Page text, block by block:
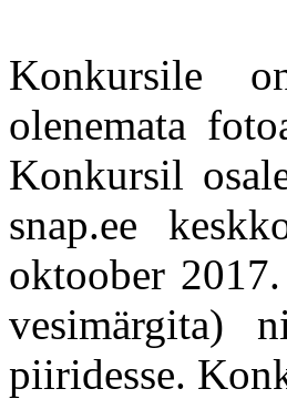
Konkursile
olenemata
Konkursil
snap.ee
oktoober
vesimärgita)
piiridesse.